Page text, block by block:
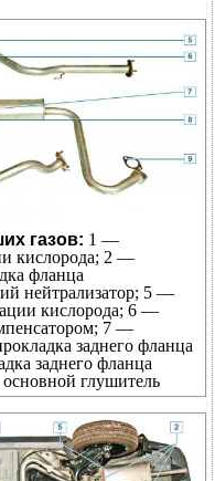
газов: 1 —
кислорода; 2 —
фланца
нейтрализатор; 5 —
кислорода; 6 —
7 —
заднего фланца
заднего фланца
глушитель